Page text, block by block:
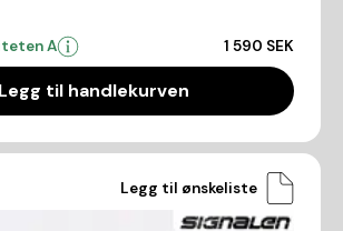
A 1 590 SEK
Legg til handlekurven
Legg til ønskeliste